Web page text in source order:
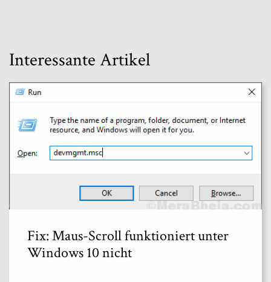
Interessante Artikel
Fix: Maus-Scroll funktioniert unter
Windows 10 nicht